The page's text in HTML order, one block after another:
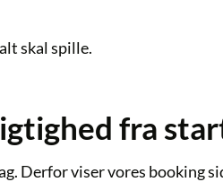
skal spille.
fra
Derfor viser vores booking